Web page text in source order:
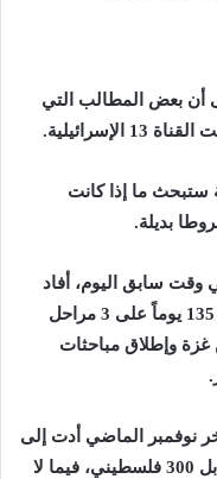
أن بعض المطالب التي
ستبحث ما إذا كانت
بديلة.
سابق اليوم، أفاد
بأن الحركة اقترحت وقف إطلاق نار لمدة 135 يوماً على 3 مراحل
غزة وإطلاق مباحثات
نوفمبر الماضي أدت إلى
إطلاق سراح نحو 100 أسير إسرائيلي مقابل 300 فلسطيني، فيما لا